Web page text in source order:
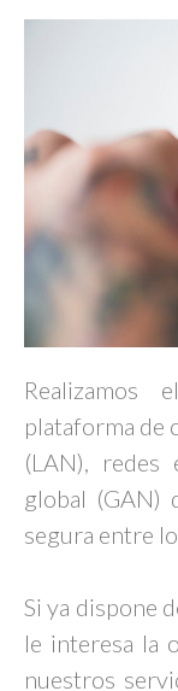
plataforma de
(LAN), redes
global (GAN)
segura entre
Si ya dispone
le interesa la
nuestros